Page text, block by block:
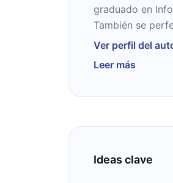
graduado en
También se
máster en la
Además,
Ver perfil del
Leer más
Ideas clave